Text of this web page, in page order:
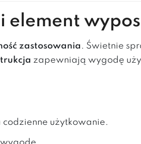
element
zastosowania . Świetnie
zapewniają wygodę
codzienne użytkowanie.